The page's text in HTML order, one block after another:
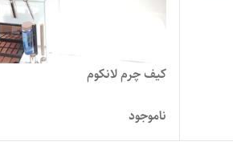
کیف چرم لانکوم
ناموجود